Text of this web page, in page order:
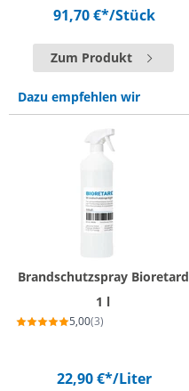
91,70 €*/Stück
Zum Produkt
Dazu empfehlen wir
Brandschutzspray Bioretard
1 l
5,00(3)
22,90 €*/Liter